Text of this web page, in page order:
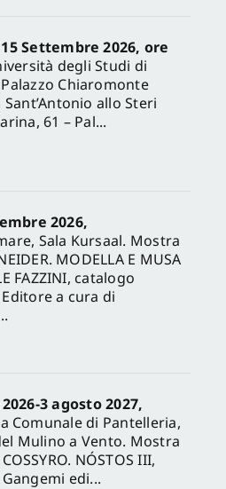
Settembre 2026, ore
degli Studi di
Chiaromonte
Sant’Antonio allo Steri
61 – Pal...
2026,
Sala Kursaal. Mostra
MODELLA E MUSA
FAZZINI, catalogo
a cura di
3 agosto 2027,
Comunale di Pantelleria,
Mulino a Vento. Mostra
NÓSTOS III,
edi...